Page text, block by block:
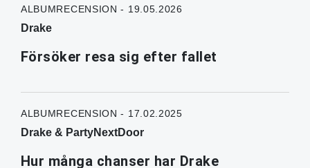
ALBUMRECENSION - 19.05.2026
Drake
Försöker resa sig efter fallet
ALBUMRECENSION - 17.02.2025
Drake & PartyNextDoor
Hur många chanser har Drake